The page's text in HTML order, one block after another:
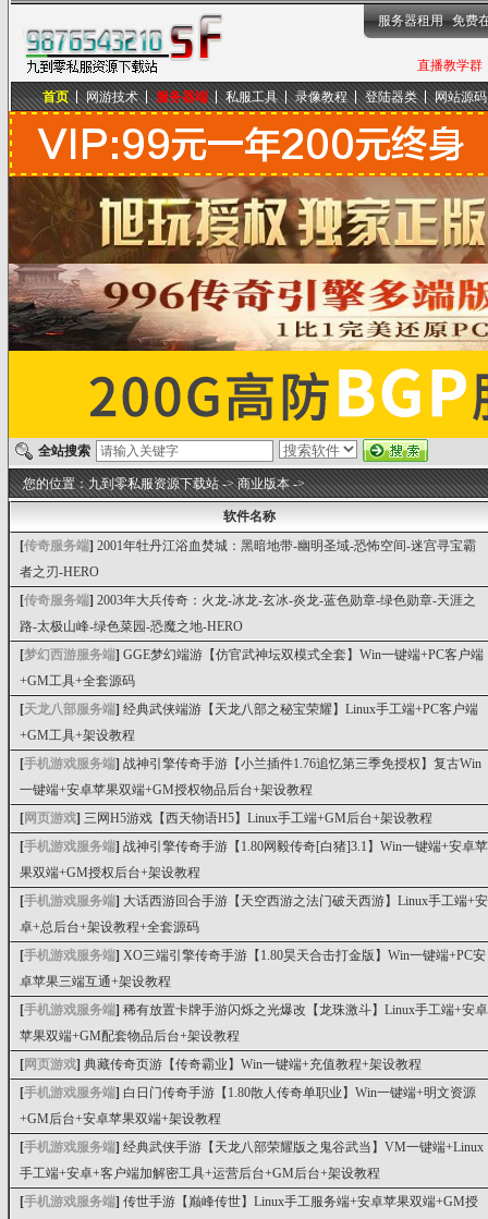
九到零私服资源下载站
直播教学群
服务器租用 免费
首页 网游技术 服务器端 私服工具 录像教程 登陆器类 网站源码
全站搜索
您的位置：九到零私服资源下载站->商业版本->
软件名称
[传奇服务端] 2001年牡丹江浴血焚城：黑暗地带-幽明圣域-恐怖空间-迷宫寻宝霸
者之刃-HERO
[传奇服务端] 2003年大兵传奇：火龙-冰龙-玄冰-炎龙-蓝色勋章-绿色勋章-天涯之
路-太极山峰-绿色菜园-恐魔之地-HERO
[梦幻西游服务端] GGE梦幻端游【仿官武神坛双模式全套】Win一键端+PC客户端
+GM工具+全套源码
[天龙八部服务端] 经典武侠端游【天龙八部之秘宝荣耀】Linux手工端+PC客户端
+GM工具+架设教程
[手机游戏服务端] 战神引擎传奇手游【小兰插件1.76追忆第三季免授权】复古Win
一键端+安卓苹果双端+GM授权物品后台+架设教程
[网页游戏] 三网H5游戏【西天物语H5】Linux手工端+GM后台+架设教程
[手机游戏服务端] 战神引擎传奇手游【1.80网毅传奇[白猪]3.1】Win一键端+安卓苹
果双端+GM授权后台+架设教程
[手机游戏服务端] 大话西游回合手游【天空西游之法门破天西游】Linux手工端+安
卓+总后台+架设教程+全套源码
[手机游戏服务端] XO三端引擎传奇手游【1.80昊天合击打金版】Win一键端+PC安
卓苹果三端互通+架设教程
[手机游戏服务端] 稀有放置卡牌手游闪烁之光爆改【龙珠激斗】Linux手工端+安卓
苹果双端+GM配套物品后台+架设教程
[网页游戏] 典藏传奇页游【传奇霸业】Win一键端+充值教程+架设教程
[手机游戏服务端] 白日门传奇手游【1.80散人传奇单职业】Win一键端+明文资源
+GM后台+安卓苹果双端+架设教程
[手机游戏服务端] 经典武侠手游【天龙八部荣耀版之鬼谷武当】VM一键端+Linux
手工端+安卓+客户端加解密工具+运营后台+GM后台+架设教程
[手机游戏服务端] 传世手游【巅峰传世】Linux手工服务端+安卓苹果双端+GM授